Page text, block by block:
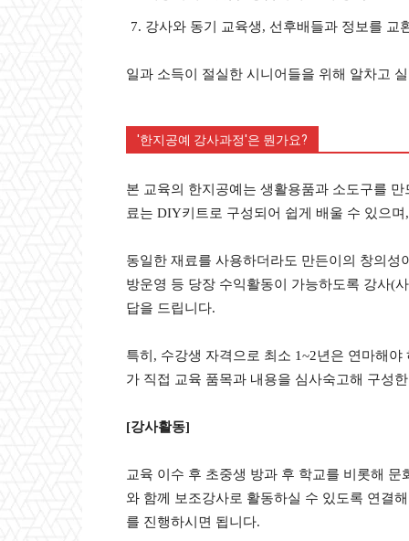
강사와 동기 교육생, 선후배들과 정보를 교
일과 소득이 절실한 시니어들을 위해 알차고
'한지공예 강사과정'은 뭔가요?
본 교육의 한지공예는 생활용품과 소도구를
료는 DIY키트로 구성되어 쉽게 배울 수 있으
동일한 재료를 사용하더라도 만든이의 창의
방운영 등 당장 수익활동이 가능하도록 강사(
답을 드립니다.
특히, 수강생 자격으로 최소 1~2년은 연마해
가 직접 교육 품목과 내용을 심사숙고해 구성
[강사활동]
교육 이수 후 초중생 방과 후 학교를 비롯해
와 함께 보조강사로 활동하실 수 있도록 연결
를 진행하시면 됩니다.